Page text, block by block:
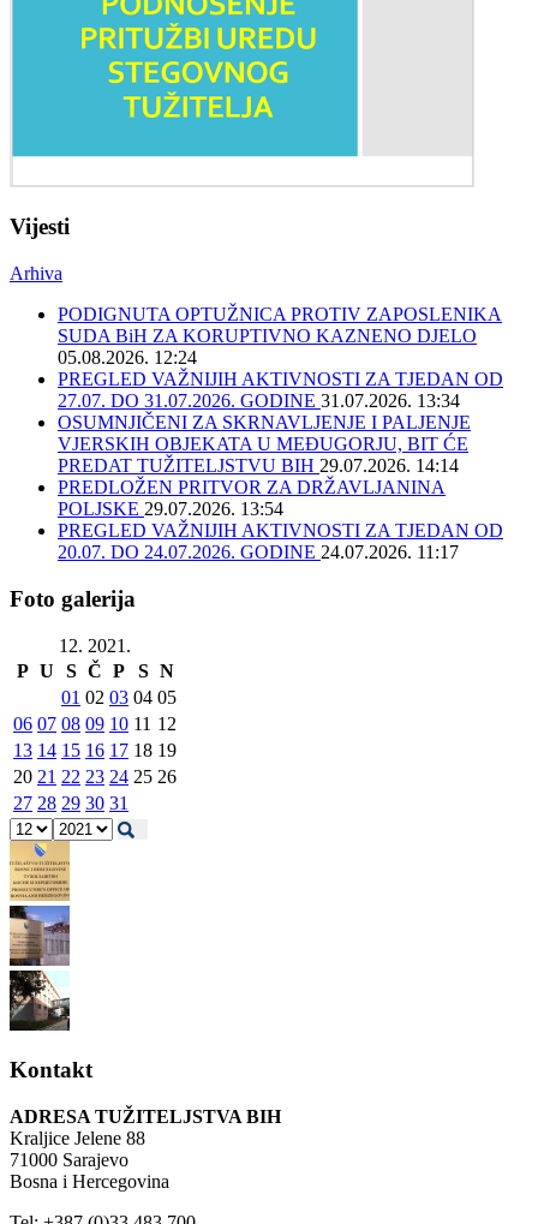
Vijesti
Arhiva
PODIGNUTA OPTUŽNICA PROTIV ZAPOSLENIKA
SUDA BiH ZA KORUPTIVNO KAZNENO DJELO
05.08.2026. 12:24
PREGLED VAŽNIJIH AKTIVNOSTI ZA TJEDAN OD
27.07. DO 31.07.2026. GODINE 31.07.2026. 13:34
OSUMNJIČENI ZA SKRNAVLJENJE I PALJENJE
VJERSKIH OBJEKATA U MEĐUGORJU, BIT ĆE
PREDAT TUŽITELJSTVU BIH 29.07.2026. 14:14
PREDLOŽEN PRITVOR ZA DRŽAVLJANINA
POLJSKE 29.07.2026. 13:54
PREGLED VAŽNIJIH AKTIVNOSTI ZA TJEDAN OD
20.07. DO 24.07.2026. GODINE 24.07.2026. 11:17
Foto galerija
12. 2021.
P U S Č P S N
01 02 03 04 05
06 07 08 09 10 11 12
13 14 15 16 17 18 19
20 21 22 23 24 25 26
27 28 29 30 31
Kontakt
ADRESA TUŽITELJSTVA BIH
Kraljice Jelene 88
71000 Sarajevo
Bosna i Hercegovina